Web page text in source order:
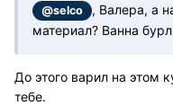
@selco
, Валера, а
материал? Ванна
До этого варил на этом
тебе.